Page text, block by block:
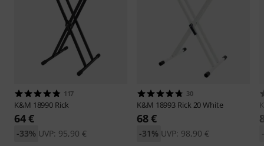
117
K&M 18990 Rick
64 €
UVP: 95,90 €
-33%
30
K&M 18993 Rick 20 White
68 €
UVP: 98,90 €
-31%